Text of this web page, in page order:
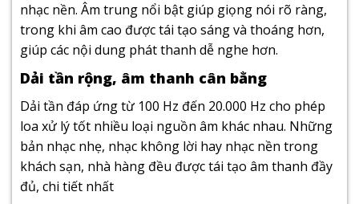
nhạc nền. Âm trung nổi bật giúp giọng nói rõ ràng,
trong khi âm cao được tái tạo sáng và thoáng hơn,
giúp các nội dung phát thanh dễ nghe hơn.
Dải tần rộng, âm thanh cân bằng
Dải tần đáp ứng từ 100 Hz đến 20.000 Hz cho phép
loa xử lý tốt nhiều loại nguồn âm khác nhau. Những
bản nhạc nhẹ, nhạc không lời hay nhạc nền trong
khách sạn, nhà hàng đều được tái tạo âm thanh đầy
đủ, chi tiết nhất